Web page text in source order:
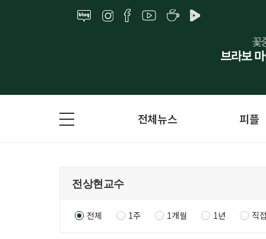
전체뉴스 피플
전체 1주 1개월 1년 직